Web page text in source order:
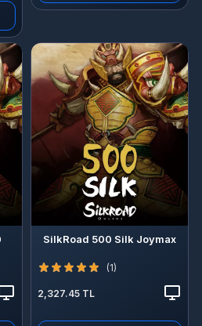
SilkRoad 500 Silk Joymax
(1)
2,327.45 TL